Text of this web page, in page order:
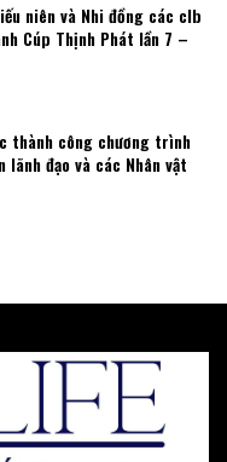
niên và Nhi đồng các clb
Cúp Thịnh Phát lần 7 –
thành công chương trình
lãnh đạo và các Nhân vật